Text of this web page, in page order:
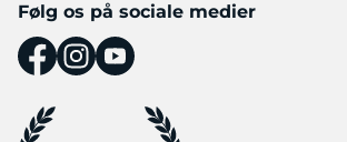
Følg os på sociale medier